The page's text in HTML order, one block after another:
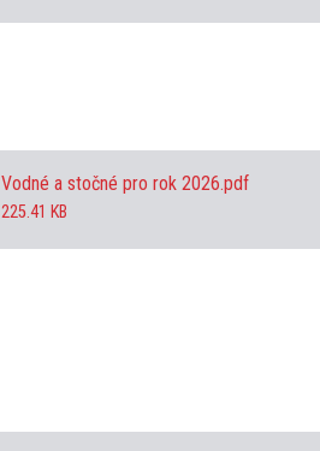
Vodné a stočné pro rok 2026.pdf
225.41 KB